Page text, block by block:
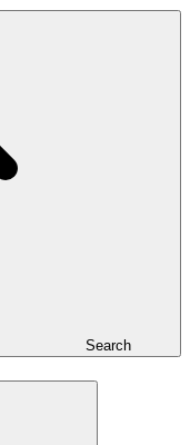
Search